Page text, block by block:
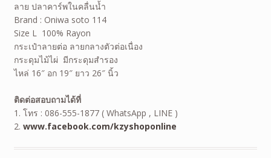
ลาย ปลาคาร์พในคลื่นน้ำ
Brand : Oniwa soto 114
Size L 100% Rayon
กระเป๋าลายต่อ ลายกลางตัวต่อเนื่อง
กระดุมไม้ไผ่ มีกระดุมสำรอง
ไหล่ 16″ อก 19″ ยาว 26″ นิ้ว
ติดต่อสอบถามได้ที่
1. โทร : 086-555-1877 ( WhatsApp , LINE )
2. www.facebook.com/kzyshoponline